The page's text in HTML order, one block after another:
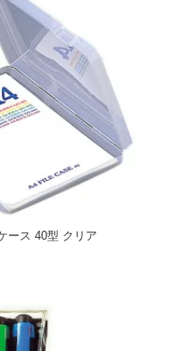
ース 40型 クリア